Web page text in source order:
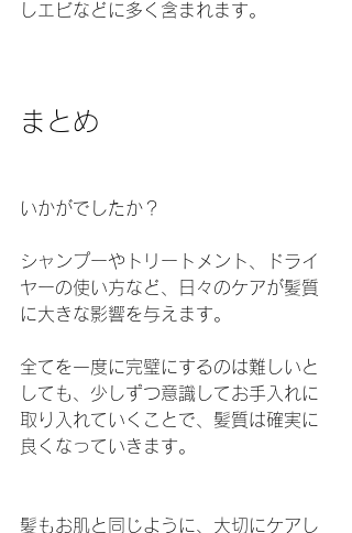
しエビなどに多く含まれます。
まとめ
いかがでしたか？
シャンプーやトリートメント、ドライ
ヤーの使い方など、日々のケアが髪質
に大きな影響を与えます。
全てを一度に完璧にするのは難しいと
しても、少しずつ意識してお手入れに
取り入れていくことで、髪質は確実に
良くなっていきます。
髪もお肌と同じように、大切にケアし